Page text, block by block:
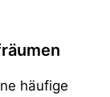
häufige